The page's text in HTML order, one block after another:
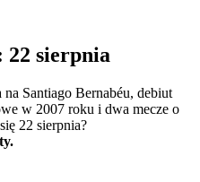
sierpnia
Santiago Bernabéu, debiut
w 2007 roku i dwa mecze o
22 sierpnia?